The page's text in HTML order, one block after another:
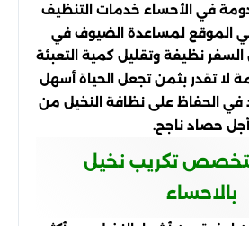
في الأحساء خدمات التنظيف
الموقع لمساعدة الضيوف في
نظيفة وتقليل كمية التعبئة
لا تقدر بثمن تجعل الحياة أسهل
في الحفاظ على نظافة النخيل من
أجل حصاد ناجح.
تكريب نخيل
بالاحساء